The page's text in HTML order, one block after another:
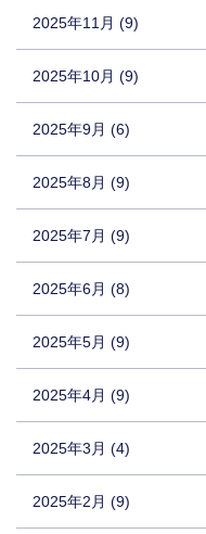
2025年11月 (9)
2025年10月 (9)
2025年9月 (6)
2025年8月 (9)
2025年7月 (9)
2025年6月 (8)
2025年5月 (9)
2025年4月 (9)
2025年3月 (4)
2025年2月 (9)